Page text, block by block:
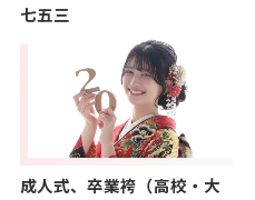
七五三
成人式、卒業袴（高校・大